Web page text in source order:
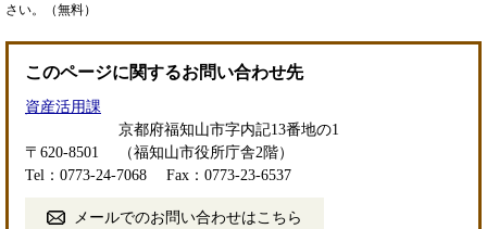
さい。（無料）
このページに関するお問い合わせ先
資産活用課
〒620-8501
京都府福知山市字内記13番地の1
（福知山市役所庁舎2階）
Tel：0773-24-7068
Fax：0773-23-6537
メールでのお問い合わせはこちら